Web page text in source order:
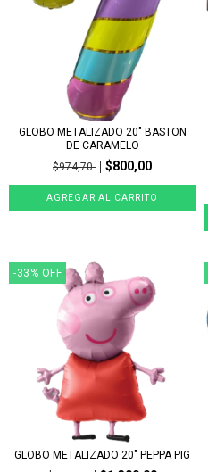
GLOBO METALIZADO 20" BASTON
DE CARAMELO
$974,70
$800,00
-33 % OFF
GLOBO METALIZADO 20" PEPPA PIG